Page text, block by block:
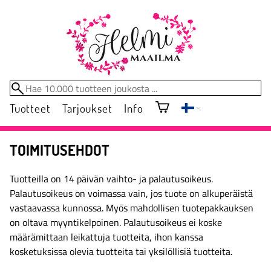
Tuotteet Tarjoukset Info
TOIMITUSEHDOT
Tuotteilla on 14 päivän vaihto- ja palautusoikeus.
Palautusoikeus on voimassa vain, jos tuote on alkuperäistä
vastaavassa kunnossa. Myös mahdollisen tuotepakkauksen
on oltava myyntikelpoinen. Palautusoikeus ei koske
määrämittaan leikattuja tuotteita, ihon kanssa
kosketuksissa olevia tuotteita tai yksilöllisiä tuotteita.